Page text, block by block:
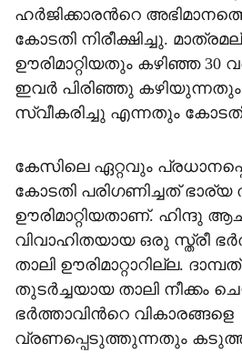
ഹർജിക്കാരന്‍റെ
കോടതി നിരീക്ഷിച്ചു.
ഊരിമാറ്റിയതും കഴിഞ്ഞ 30
ഇവർ പിരിഞ്ഞു കഴിയുന്നതും
സ്വീകരിച്ചു എന്നതും
കേസിലെ ഏറ്റവും
കോടതി പരിഗണിച്ചത് ഭാര്യ
ഊരിമാറ്റിയതാണ്. ഹിന്ദു
വിവാഹിതയായ ഒരു സ്ത്രീ
താലി ഊരിമാറ്റാറില്ല.
തുടർച്ചയായ താലി നീക്കം
ഭർത്താവിന്‍റെ വികാരങ്ങളെ
വ്രണപ്പെടുത്തുന്നതും